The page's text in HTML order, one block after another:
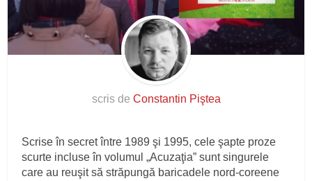
scris de Constantin Piştea
Scrise în secret între 1989 şi 1995, cele şapte proze
scurte incluse în volumul „Acuzaţia” sunt singurele
care au reuşit să străpungă baricadele nord-coreene